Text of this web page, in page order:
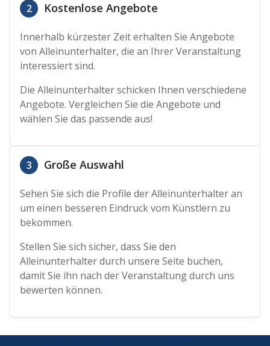
2 Kostenlose Angebote
Innerhalb kürzester Zeit erhalten Sie Angebote
von Alleinunterhalter, die an Ihrer Veranstaltung
interessiert sind.
Die Alleinunterhalter schicken Ihnen verschiedene
Angebote. Vergleichen Sie die Angebote und
wählen Sie das passende aus!
3 Große Auswahl
Sehen Sie sich die Profile der Alleinunterhalter an
um einen besseren Eindruck vom Künstlern zu
bekommen.
Stellen Sie sich sicher, dass Sie den
Alleinunterhalter durch unsere Seite buchen,
damit Sie ihn nach der Veranstaltung durch uns
bewerten können.